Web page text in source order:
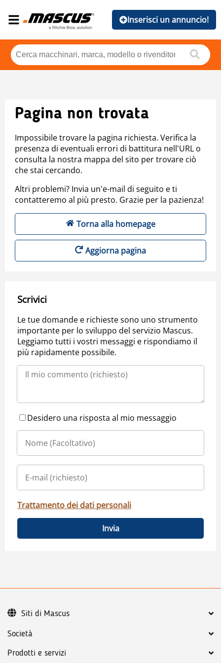
Inserisci un annuncio!
Pagina non trovata
Impossibile trovare la pagina richiesta. Verifica la
presenza di eventuali errori di battitura nell'URL o
consulta la nostra mappa del sito per trovare ciò
che stai cercando.
Altri problemi? Invia un'e-mail di seguito e ti
contatteremo al più presto. Grazie per la pazienza!
Torna alla homepage
Aggiorna pagina
Scrivici
Le tue domande e richieste sono uno strumento
importante per lo sviluppo del servizio Mascus.
Leggiamo tutti i vostri messaggi e rispondiamo il
più rapidamente possibile.
Desidero una risposta al mio messaggio
Trattamento dei dati personali
Invia
Società
Prodotti e servizi
Siti di Mascus